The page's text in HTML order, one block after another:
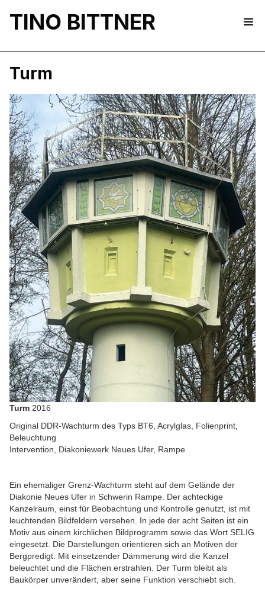
TINO BITTNER
Turm
Turm 2016
Original DDR-Wachturm des Typs BT6, Acrylglas, Folienprint,
Beleuchtung
Intervention, Diakoniewerk Neues Ufer, Rampe
Ein ehemaliger Grenz-Wachturm steht auf dem Gelände der
Diakonie Neues Ufer in Schwerin Rampe. Der achteckige
Kanzelraum, einst für Beobachtung und Kontrolle genutzt, ist mit
leuchtenden Bildfeldern versehen. In jede der acht Seiten ist ein
Motiv aus einem kirchlichen Bildprogramm sowie das Wort SELIG
eingesetzt. Die Darstellungen orientieren sich an Motiven der
Bergpredigt. Mit einsetzender Dämmerung wird die Kanzel
beleuchtet und die Flächen erstrahlen. Der Turm bleibt als
Baukörper unverändert, aber seine Funktion verschiebt sich.